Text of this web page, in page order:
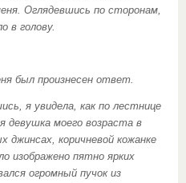
Оглядевшись по сторонам,
в голову.
был произнесен ответ.
я увидела, как по лестнице
девушка моего возраста в
коричневой кожанке
изображено пятно ярких
огромный пучок из